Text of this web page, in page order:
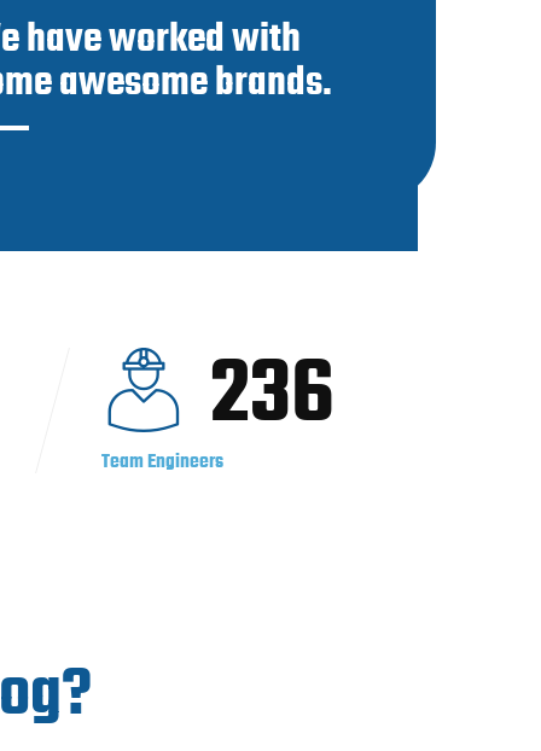
have worked with
awesome brands.
236
Team Engineers